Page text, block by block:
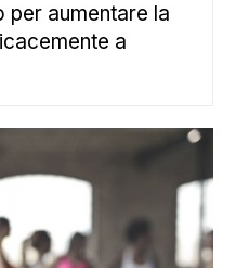
per aumentare la
a